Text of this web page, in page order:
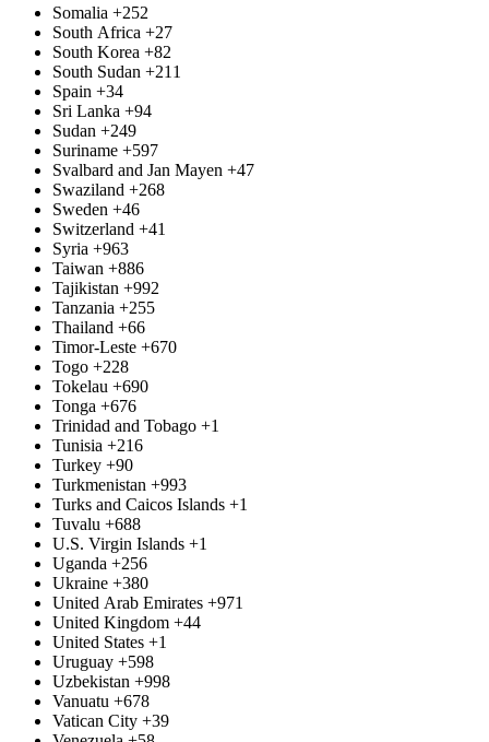
Somalia +252
South Africa +27
South Korea +82
South Sudan +211
Spain +34
Sri Lanka +94
Sudan +249
Suriname +597
Svalbard and Jan Mayen +47
Swaziland +268
Sweden +46
Switzerland +41
Syria +963
Taiwan +886
Tajikistan +992
Tanzania +255
Thailand +66
Timor-Leste +670
Togo +228
Tokelau +690
Tonga +676
Trinidad and Tobago +1
Tunisia +216
Turkey +90
Turkmenistan +993
Turks and Caicos Islands +1
Tuvalu +688
U.S. Virgin Islands +1
Uganda +256
Ukraine +380
United Arab Emirates +971
United Kingdom +44
United States +1
Uruguay +598
Uzbekistan +998
Vanuatu +678
Vatican City +39